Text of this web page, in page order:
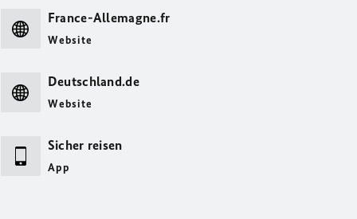
France-Allemagne.fr
Website
Deutschland.de
Website
Sicher reisen
App